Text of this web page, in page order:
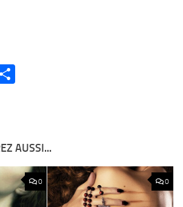
AUSSI...
0 0